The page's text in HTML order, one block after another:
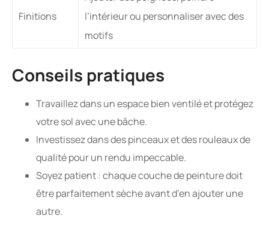
Finitions
l’intérieur ou personnaliser avec des
motifs
Conseils pratiques
Travaillez dans un espace bien ventilé et protégez
votre sol avec une bâche.
Investissez dans des pinceaux et des rouleaux de
qualité pour un rendu impeccable.
Soyez patient : chaque couche de peinture doit
être parfaitement sèche avant d’en ajouter une
autre.